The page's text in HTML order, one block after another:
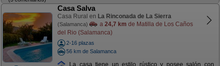
Casa Salva
Casa Rural en La Rinconada de La Sierra
(Salamanca) a 24,7 km de Matilla de Los Caños
del Rio (Salamanca)
2-16 plazas
56 km de Salamanca
La casa tiene un estilo rústico y posee salón con